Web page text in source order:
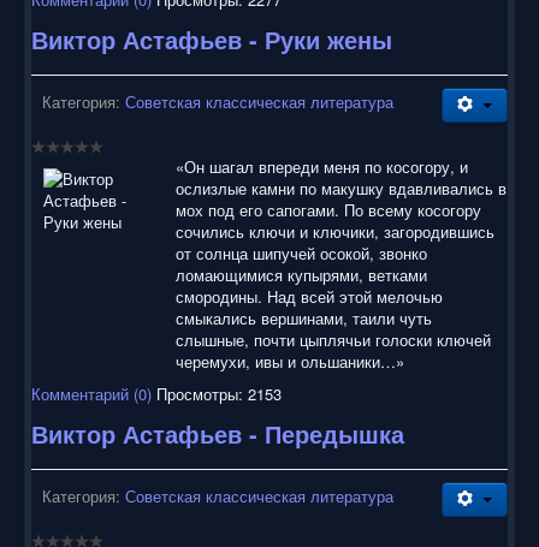
Виктор Астафьев - Руки жены
Категория: Советская классическая литература
«Он шагал впереди меня по косогору, и
ослизлые камни по макушку вдавливались в
мох под его сапогами. По всему косогору
сочились ключи и ключики, загородившись
от солнца шипучей осокой, звонко
ломающимися купырями, ветками
смородины. Над всей этой мелочью
смыкались вершинами, таили чуть
слышные, почти цыплячьи голоски ключей
черемухи, ивы и ольшаники…»
Комментарий (0) Просмотры: 2153
Виктор Астафьев - Передышка
Категория: Советская классическая литература